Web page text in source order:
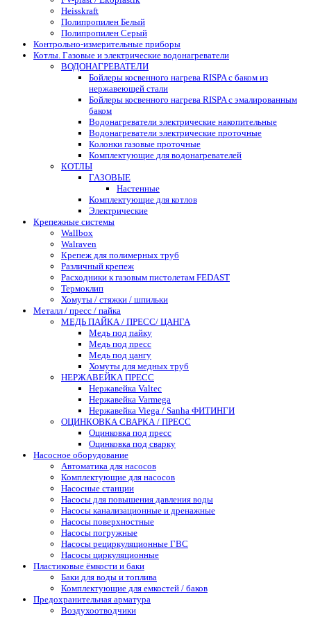
Heisskraft
Полипропилен Белый
Полипропилен Серый
Контрольно-измерительные приборы
Котлы. Газовые и электрические водонагреватели
ВОДОНАГРЕВАТЕЛИ
Бойлеры косвенного нагрева RISPA с баком из
нержавеющей стали
Бойлеры косвенного нагрева RISPA с эмалированным
баком
Водонагреватели электрические накопительные
Водонагреватели электрические проточные
Колонки газовые проточные
Комплектующие для водонагревателей
КОТЛЫ
ГАЗОВЫЕ
Настенные
Комплектующие для котлов
Электрические
Крепежные системы
Wallbox
Walraven
Крепеж для полимерных труб
Различный крепеж
Расходники к газовым пистолетам FEDAST
Термоклип
Хомуты / стяжки / шпильки
Металл / пресс / пайка
МЕДЬ ПАЙКА / ПРЕСС/ ЦАНГА
Медь под пайку
Медь под пресс
Медь под цангу
Хомуты для медных труб
НЕРЖАВЕЙКА ПРЕСС
Нержавейка Valtec
Нержавейка Varmega
Нержавейка Viega / Sanha ФИТИНГИ
ОЦИНКОВКА СВАРКА / ПРЕСС
Оцинковка под пресс
Оцинковка под сварку
Насосное оборудование
Автоматика для насосов
Комплектующие для насосов
Насосные станции
Насосы для повышения давления воды
Насосы канализационные и дренажные
Насосы поверхностные
Насосы погружные
Насосы рециркуляционные ГВС
Насосы циркуляционные
Пластиковые ёмкости и баки
Баки для воды и топлива
Комплектующие для емкостей / баков
Предохранительная арматура
Воздухоотводчики